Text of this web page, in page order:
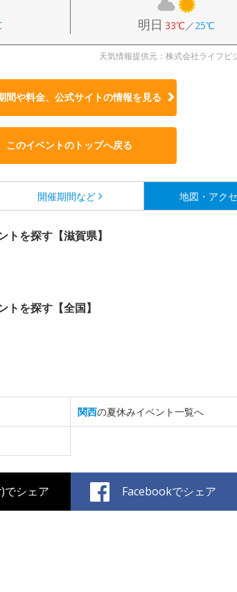
明日 33℃／25℃
天気情報提供元：株式会社ライフビ
間や料金、公式サイトの情報を見る
このイベントのトップへ戻る
開催期間など 地図・アク
を探す【滋賀県】
を探す【全国】
関西の夏休みイベント一覧へ
シェア Facebookでシェア